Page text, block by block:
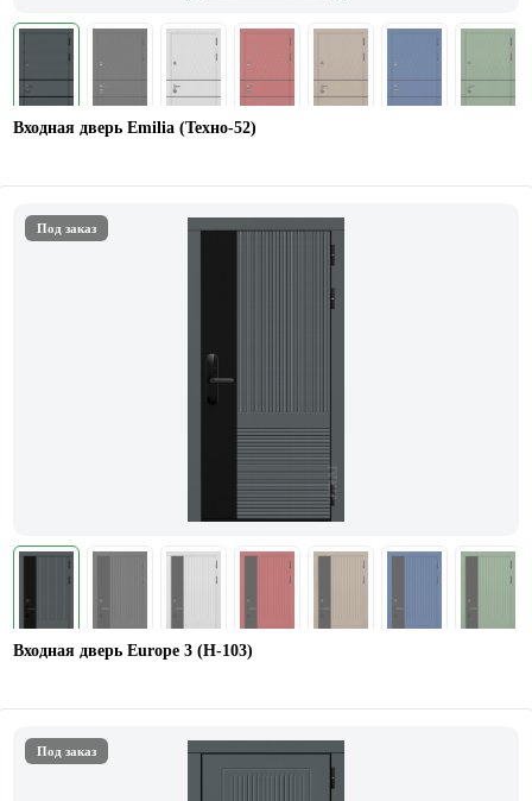
Входная дверь Emilia (Техно-52)
Под заказ
Входная дверь Europe 3 (H-103)
Под заказ